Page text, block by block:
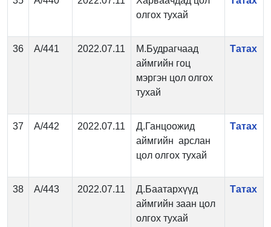
олгох тухай
36 А/441 2022.07.11
М.Будрагчаад
аймгийн гоц
мэргэн цол олгох
тухай
Татах
37 А/442 2022.07.11
Д.Ганцоожид
аймгийн арслан
цол олгох тухай
Татах
38 А/443 2022.07.11
Д.Баатархүүд
аймгийн заан цол
олгох тухай
Татах